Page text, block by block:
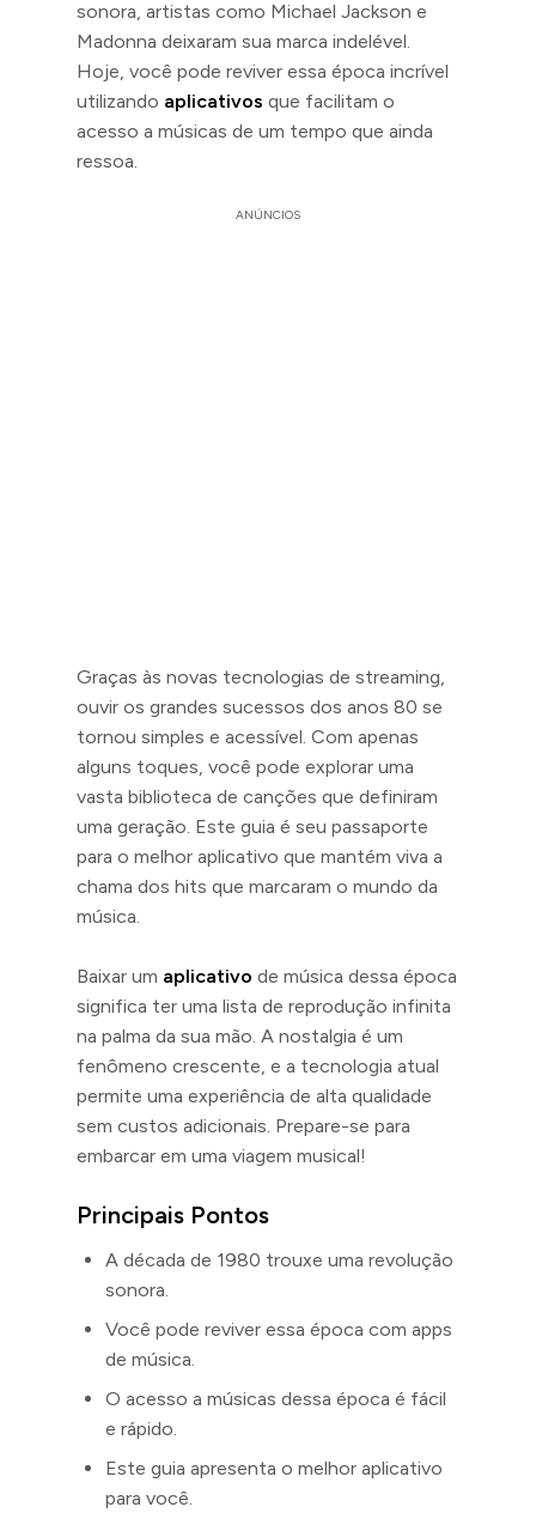
sonora, artistas como Michael Jackson e
Madonna deixaram sua marca indelével.
Hoje, você pode reviver essa época incrível
utilizando aplicativos que facilitam o
acesso a músicas de um tempo que ainda
ressoa.
ANÚNCIOS
Graças às novas tecnologias de streaming,
ouvir os grandes sucessos dos anos 80 se
tornou simples e acessível. Com apenas
alguns toques, você pode explorar uma
vasta biblioteca de canções que definiram
uma geração. Este guia é seu passaporte
para o melhor aplicativo que mantém viva a
chama dos hits que marcaram o mundo da
música.
Baixar um aplicativo de música dessa época
significa ter uma lista de reprodução infinita
na palma da sua mão. A nostalgia é um
fenômeno crescente, e a tecnologia atual
permite uma experiência de alta qualidade
sem custos adicionais. Prepare-se para
embarcar em uma viagem musical!
Principais Pontos
A década de 1980 trouxe uma revolução
sonora.
Você pode reviver essa época com apps
de música.
O acesso a músicas dessa época é fácil
e rápido.
Este guia apresenta o melhor aplicativo
para você.